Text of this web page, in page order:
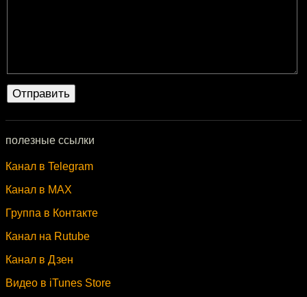
полезные ссылки
Канал в Telegram
Канал в MAX
Группа в Контакте
Канал на Rutube
Канал в Дзен
Видео в iTunes Store